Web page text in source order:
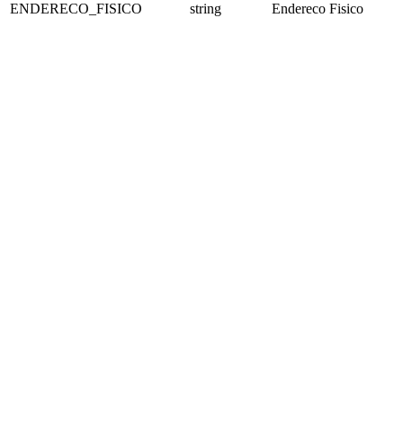
ENDERECO_FISICO
string Endereco Fisico